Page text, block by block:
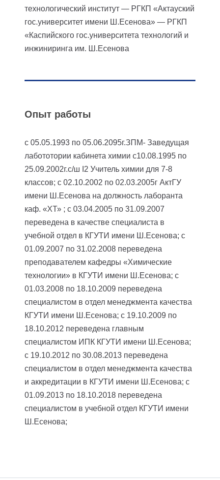
технологический институт — РГКП «Актауский
гос.университет имени Ш.Есенова» — РГКП
«Каспийского гос.университета технологий и
инжиниринга им. Ш.Есенова
Опыт работы
с 05.05.1993 по 05.06.2095г.ЗПМ- Заведущая
лабототории кабинета химии с10.08.1995 по
25.09.2002г.с/ш І2 Учитель химии для 7-8
классов; с 02.10.2002 по 02.03.2005г АктГУ
имени Ш.Есенова на должность лаборанта
каф. «ХТ» ; с 03.04.2005 по 31.09.2007
переведена в качестве специалиста в
учебной отдел в КГУТИ имени Ш.Есенова; с
01.09.2007 по 31.02.2008 переведена
преподавателем кафедры «Химические
технологии» в КГУТИ имени Ш.Есенова; с
01.03.2008 по 18.10.2009 переведена
специалистом в отдел менеджмента качества
КГУТИ имени Ш.Есенова; с 19.10.2009 по
18.10.2012 переведена главным
специалистом ИПК КГУТИ имени Ш.Есенова;
с 19.10.2012 по 30.08.2013 переведена
специалистом в отдел менеджмента качества
и аккредитации в КГУТИ имени Ш.Есенова; с
01.09.2013 по 18.10.2018 переведена
специалистом в учебной отдел КГУТИ имени
Ш.Есенова;